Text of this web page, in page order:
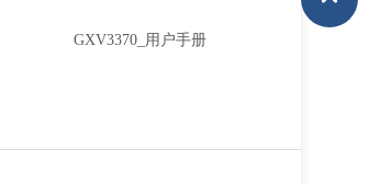
GXV3370_用户手册